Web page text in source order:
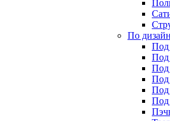
По
Под
Под
Под
Под
Под
Под